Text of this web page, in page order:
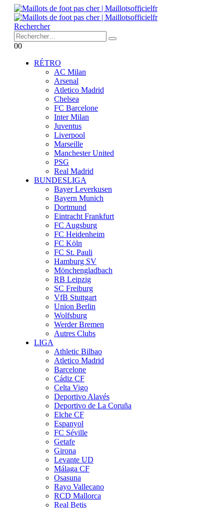
Rechercher
00
RÉTRO
AC Milan
Arsenal
Atletico Madrid
Chelsea
FC Barcelone
Inter Milan
Juventus
Liverpool
Marseille
Manchester United
PSG
Real Madrid
BUNDESLIGA
Bayer Leverkusen
Bayern Munich
Dortmund
Eintracht Frankfurt
FC Augsburg
FC Heidenheim
FC Köln
FC St. Pauli
Hamburg SV
Mönchengladbach
RB Leipzig
SC Freiburg
VfB Stuttgart
Union Berlin
Wolfsburg
Werder Bremen
Autres Clubs
LIGA
Athletic Bilbao
Atletico Madrid
Barcelone
Cádiz CF
Celta Vigo
Deportivo Alavés
Deportivo de La Coruña
Elche CF
Espanyol
FC Séville
Getafe
Girona
Levante UD
Málaga CF
Osasuna
Rayo Vallecano
RCD Mallorca
Real Betis